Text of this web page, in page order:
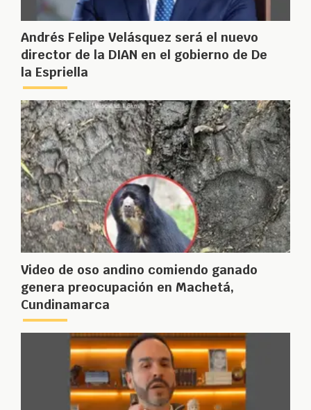
Andrés Felipe Velásquez será el nuevo
director de la DIAN en el gobierno de De
la Espriella
Video de oso andino comiendo ganado
genera preocupación en Machetá,
Cundinamarca